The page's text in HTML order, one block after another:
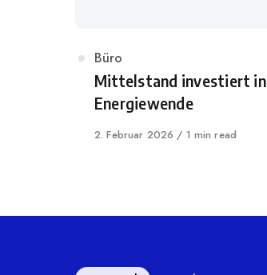
Category
Büro
Mittelstand investiert in
Energiewende
Published
2. Februar 2026 1 min read